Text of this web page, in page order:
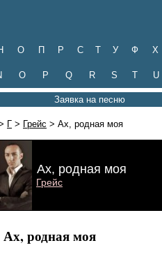
О П Р С Т У Ф Х
O P Q R S T U
Заявка на песню
Г > Грейс > Ах, родная моя
Ах, родная моя
Грейс
Ах, родная моя